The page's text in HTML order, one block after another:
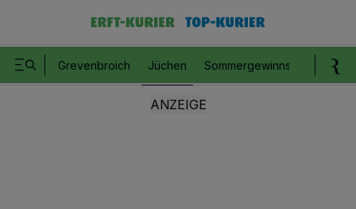
Grevenbroich Jüchen Sommergewinnspiel